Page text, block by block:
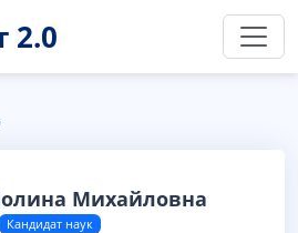
2.0
Михайловна
Кандидат наук